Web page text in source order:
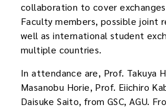
collaboration to cover
Faculty members, possible joint
well asinternational student
multiple countries.
In attendance are, Prof. Takuya
Masanobu Horie, Prof. Eiichiro
Daisuke Saito, from GSC, AGU.